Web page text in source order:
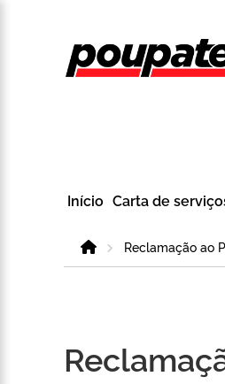
Início Carta de
HomeReclamação ao